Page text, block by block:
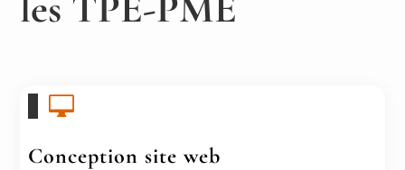

Conception site web